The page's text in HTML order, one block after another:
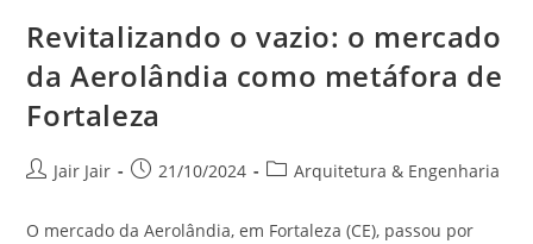
Revitalizando o vazio: o mercado
da Aerolândia como metáfora de
Fortaleza
Jair Jair 21/10/2024 Arquitetura & Engenharia
O mercado da Aerolândia, em Fortaleza (CE), passou por